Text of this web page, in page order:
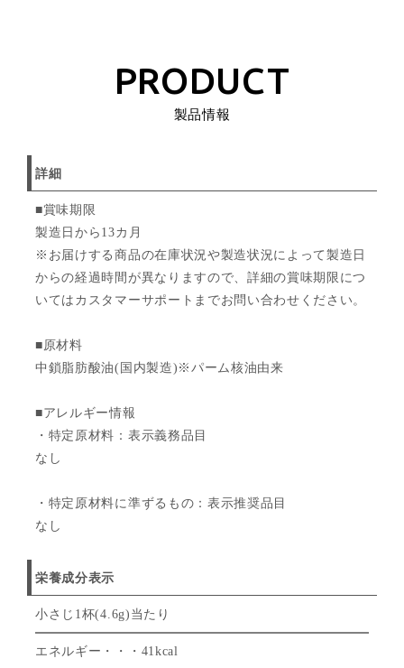
PRODUCT
製品情報
詳細
■賞味期限
製造日から13カ月
※お届けする商品の在庫状況や製造状況によって製造日
からの経過時間が異なりますので、詳細の賞味期限につ
いてはカスタマーサポートまでお問い合わせください。
■原材料
中鎖脂肪酸油(国内製造)※パーム核油由来
■アレルギー情報
・特定原材料：表示義務品目
なし
・特定原材料に準ずるもの：表示推奨品目
なし
栄養成分表示
小さじ1杯(4.6g)当たり
エネルギー・・・41kcal